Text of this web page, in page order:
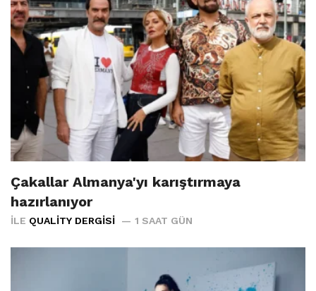
Çakallar Almanya'yı karıştırmaya
hazırlanıyor
İLE QUALITY DERGISI 1 SAAT GÜN